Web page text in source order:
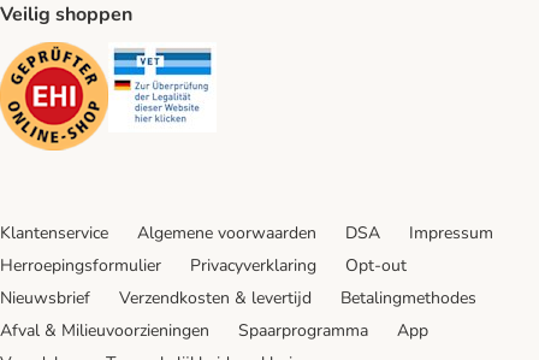
Veilig shoppen
Security
Klantenservice Algemene voorwaarden DSA
Impressum
Herroepingsformulier
Privacyverklaring
Opt-out
Nieuwsbrief
Verzendkosten & levertijd
Betalingmethodes
Afval & Milieuvoorzieningen
Spaarprogramma
App